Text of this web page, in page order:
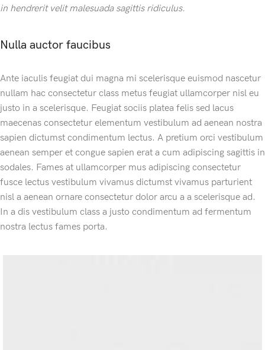
in hendrerit velit malesuada sagittis ridiculus.
Nulla auctor faucibus
Ante iaculis feugiat dui magna mi scelerisque euismod nascetur
nullam hac consectetur class metus feugiat ullamcorper nisl eu
justo in a scelerisque. Feugiat sociis platea felis sed lacus
maecenas consectetur elementum vestibulum ad aenean nostra
sapien dictumst condimentum lectus. A pretium orci vestibulum
aenean semper et congue sapien erat a cum adipiscing sagittis in
sodales. Fames at ullamcorper mus adipiscing consectetur
fusce lectus vestibulum vivamus dictumst vivamus parturient
nisl a aenean ornare consectetur dolor arcu a a scelerisque ad.
In a dis vestibulum class a justo condimentum ad fermentum
nostra lectus fames porta.